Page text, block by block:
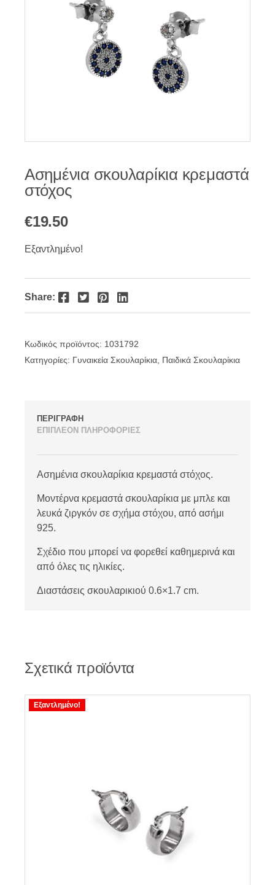
Ασημένια σκουλαρίκια κρεμαστά
στόχος
€19.50
Εξαντλημένο!
Share: Facebook Twitter Pinterest LinkedIn
Κωδικός προϊόντος: 1031792
Κατηγορίες: Γυναικεία Σκουλαρίκια Παιδικά Σκουλαρίκια
ΠΕΡΙΓΡΑΦΗ
ΕΠΙΠΛΕΟΝ ΠΛΗΡΟΦΟΡΙΕΣ
Ασημένια σκουλαρίκια κρεμαστά στόχος.
Μοντέρνα κρεμαστά σκουλαρίκια με μπλε και
λευκά ζιργκόν σε σχήμα στόχου, από ασήμι
925.
Σχέδιο που μπορεί να φορεθεί καθημερινά και
από όλες τις ηλικίες.
Διαστάσεις σκουλαρικιού 0.6×1.7 cm.
Σχετικά προϊόντα
Εξαντλημένο!